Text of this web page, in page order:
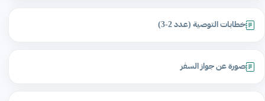
خطابات التوصية (عدد 2-3)
صورة عن جواز السفر